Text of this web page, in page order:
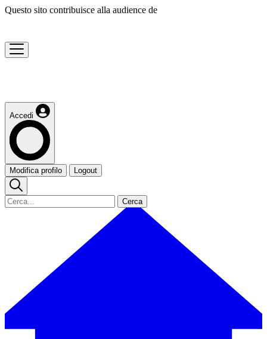
Questo sito contribuisce alla audience de
Accedi
Modifica profilo Logout
Cerca